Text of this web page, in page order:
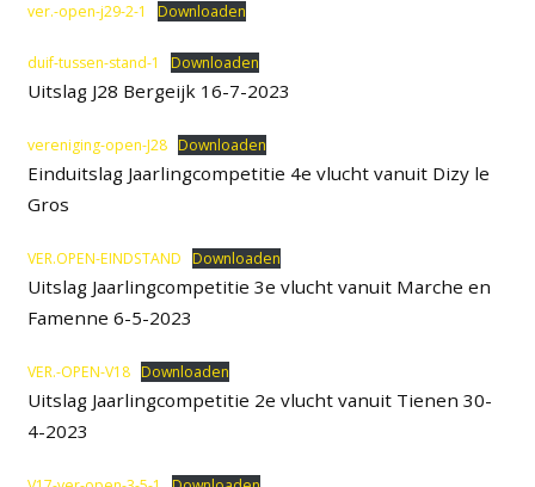
ver.-open-j29-2-1 Downloaden
duif-tussen-stand-1 Downloaden
Uitslag J28 Bergeijk 16-7-2023
vereniging-open-J28 Downloaden
Einduitslag Jaarlingcompetitie 4e vlucht vanuit Dizy le
Gros
VER.OPEN-EINDSTAND Downloaden
Uitslag Jaarlingcompetitie 3e vlucht vanuit Marche en
Famenne 6-5-2023
VER.-OPEN-V18 Downloaden
Uitslag Jaarlingcompetitie 2e vlucht vanuit Tienen 30-
4-2023